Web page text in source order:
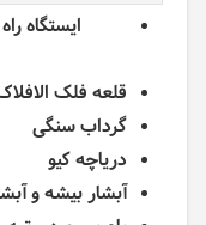
ایستگاه
قلعه فلک
گرداب سنگی
دریاچه کیو
آبشار بیشه و